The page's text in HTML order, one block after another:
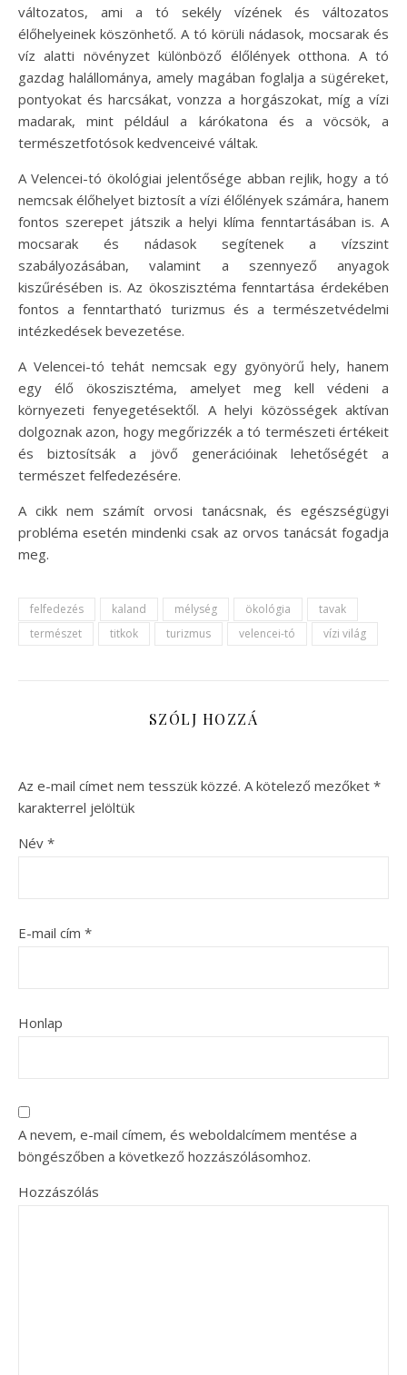
változatos, ami a tó sekély vízének és változatos
élőhelyeinek köszönhető. A tó körüli nádasok, mocsarak és
víz alatti növényzet különböző élőlények otthona. A tó
gazdag halállománya, amely magában foglalja a sügéreket,
pontyokat és harcsákat, vonzza a horgászokat, míg a vízi
madarak, mint például a kárókatona és a vöcsök, a
természetfotósok kedvenceivé váltak.
A Velencei-tó ökológiai jelentősége abban rejlik, hogy a tó
nemcsak élőhelyet biztosít a vízi élőlények számára, hanem
fontos szerepet játszik a helyi klíma fenntartásában is. A
mocsarak és nádasok segítenek a vízszint
szabályozásában, valamint a szennyező anyagok
kiszűrésében is. Az ökoszisztéma fenntartása érdekében
fontos a fenntartható turizmus és a természetvédelmi
intézkedések bevezetése.
A Velencei-tó tehát nemcsak egy gyönyörű hely, hanem
egy élő ökoszisztéma, amelyet meg kell védeni a
környezeti fenyegetésektől. A helyi közösségek aktívan
dolgoznak azon, hogy megőrizzék a tó természeti értékeit
és biztosítsák a jövő generációinak lehetőségét a
természet felfedezésére.
A cikk nem számít orvosi tanácsnak, és egészségügyi
probléma esetén mindenki csak az orvos tanácsát fogadja
meg.
felfedezés kaland mélység ökológia
tavak
természet
titkok turizmus velencei-tó vízi világ
SZÓLJ HOZZÁ
Az e-mail címet nem tesszük közzé. A kötelező mezőket *
karakterrel jelöltük
Név *
E-mail cím *
Honlap
A nevem, e-mail címem, és weboldalcímem mentése a
böngészőben a következő hozzászólásomhoz.
Hozzászólás